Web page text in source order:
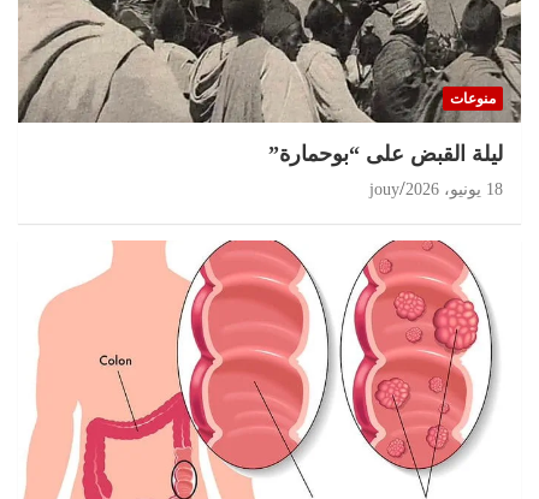
منوعات
ليلة القبض على “بوحمارة”
18 يونيو، 2026 jouy